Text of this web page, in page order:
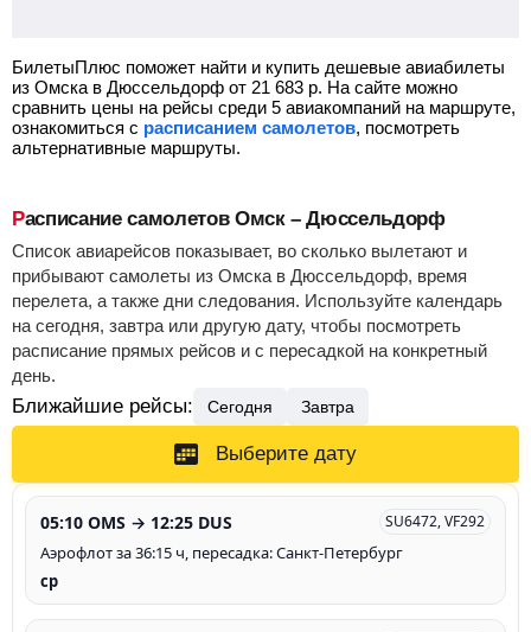
БилетыПлюс поможет найти и купить дешевые авиабилеты
из Омска в Дюссельдорф от 21 683 р. На сайте можно
сравнить цены на рейсы среди 5 авиакомпаний на маршруте,
ознакомиться с расписанием самолетов, посмотреть
альтернативные маршруты.
Расписание самолетов Омск – Дюссельдорф
Список авиарейсов показывает, во сколько вылетают и
прибывают самолеты из Омска в Дюссельдорф, время
перелета, а также дни следования. Используйте календарь
на сегодня, завтра или другую дату, чтобы посмотреть
расписание прямых рейсов и с пересадкой на конкретный
день.
Ближайшие рейсы: Сегодня Завтра
Выберите дату
05:10 OMS → 12:25 DUS SU6472, VF292
Аэрофлот за 36:15 ч, пересадка: Санкт-Петербург
ср